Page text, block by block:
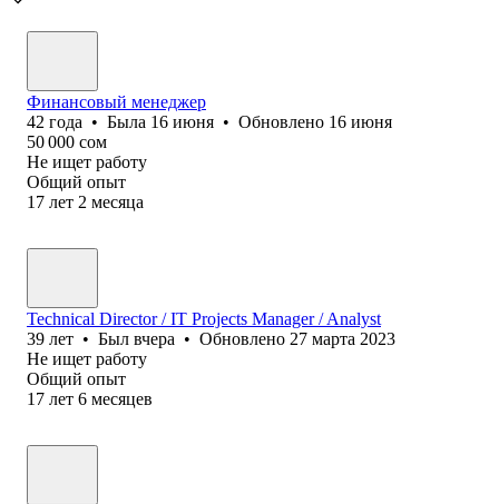
Финансовый менеджер
42 года • Была 16 июня • Обновлено 16 июня
50 000 сом
Не ищет работу
Общий опыт
17 лет 2 месяца
Technical Director / IT Projects Manager / Analyst
39 лет • Был вчера • Обновлено 27 марта 2023
Не ищет работу
Общий опыт
17 лет 6 месяцев